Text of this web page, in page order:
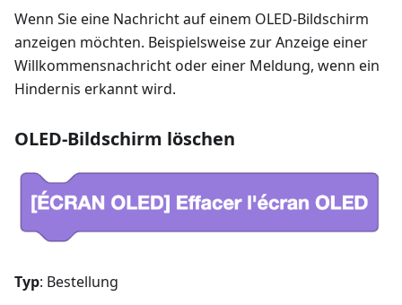
Wenn Sie eine Nachricht auf einem OLED-Bildschirm
anzeigen möchten. Beispielsweise zur Anzeige einer
Willkommensnachricht oder einer Meldung, wenn ein
Hindernis erkannt wird.
OLED-Bildschirm löschen
Typ: Bestellung